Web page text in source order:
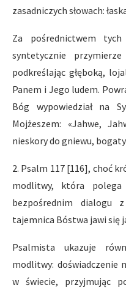
zasadniczych słowach:
Za pośrednictwem
syntetycznie
podkreślając głęboką,
Panem i Jego ludem.
Bóg wypowiedział na
Mojżeszem: «Jahwe,
nieskory do gniewu, bogaty
2. Psalm 117 [116], choć
modlitwy, która
bezpośrednim dialogu
tajemnica Bóstwa jawi się
Psalmista ukazuje
modlitwy: doświadczenie
w świecie, przyjmując